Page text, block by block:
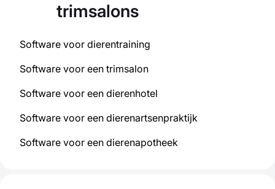
trimsalons
Software voor dierentraining
Software voor een trimsalon
Software voor een dierenhotel
Software voor een dierenartsenpraktijk
Software voor een dierenapotheek